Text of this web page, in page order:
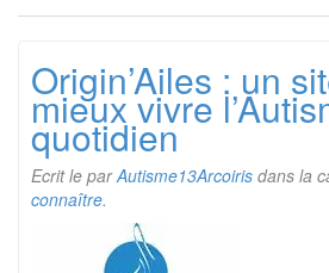
Origin’Ailes : un
mieux vivre
quotidien
Ecrit le parAutisme13Arcoiris dans la
connaître.